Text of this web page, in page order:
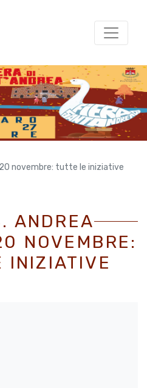
20 novembre: tutte le iniziative
ANDREA
NOVEMBRE:
INIZIATIVE